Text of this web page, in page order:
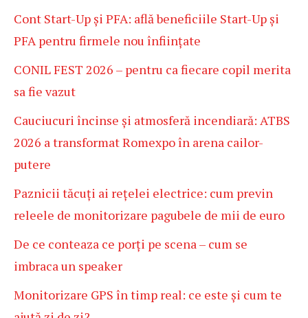
Cont Start-Up și PFA: află beneficiile Start-Up și
PFA pentru firmele nou înființate
CONIL FEST 2026 – pentru ca fiecare copil merita
sa fie vazut
Cauciucuri încinse și atmosferă incendiară: ATBS
2026 a transformat Romexpo în arena cailor-
putere
Paznicii tăcuți ai rețelei electrice: cum previn
releele de monitorizare pagubele de mii de euro
De ce conteaza ce porți pe scena – cum se
imbraca un speaker
Monitorizare GPS în timp real: ce este și cum te